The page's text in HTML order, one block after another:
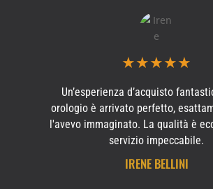
★★★★★
Un’esperienza d’acquisto
orologio è arrivato perfetto,
l'avevo immaginato. La qualità è
servizio impeccabile.
IRENE BELLINI